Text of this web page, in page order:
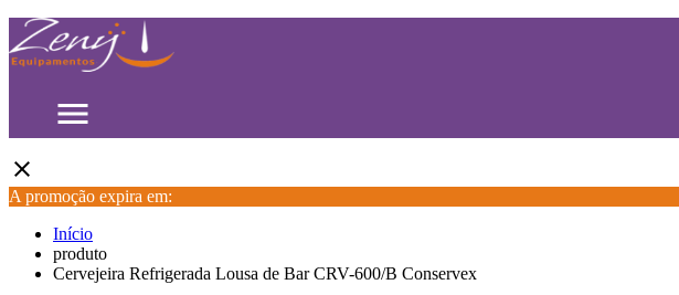
menu
close
A promoção expira em:
Início
produto
Cervejeira Refrigerada Lousa de Bar CRV-600/B Conservex